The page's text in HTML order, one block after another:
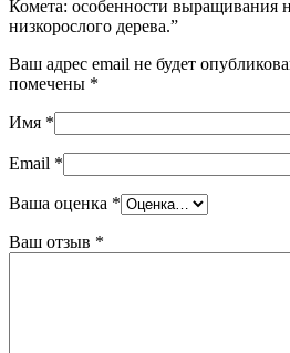
Комета: особенности выращивания
низкорослого дерева.”
Ваш адрес email не будет
помечены *
Имя *
Email *
Ваша оценка *
Ваш отзыв *